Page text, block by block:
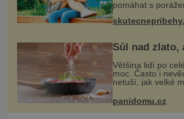
pomáhat s
Babička mě před
Babička se mě
Sůl nad zlato,
Většina lidí po
moc. Často i
netuší, jak velké
potravinách,
sladkých. Sůl je
panidomu.cz